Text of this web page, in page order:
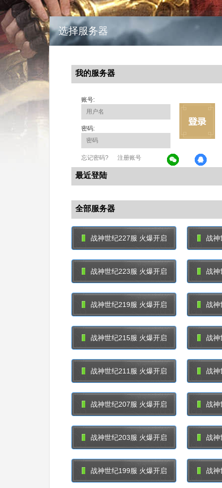
选择服务器
我的服务器
账号:
密码:
忘记密码? 注册账号
最近登陆
全部服务器
战神世纪227服 火爆开启 战神
战神世纪223服 火爆开启 战神
战神世纪219服 火爆开启 战神
战神世纪215服 火爆开启 战神
战神世纪211服 火爆开启 战神
战神世纪207服 火爆开启 战神
战神世纪203服 火爆开启 战神
战神世纪199服 火爆开启 战神